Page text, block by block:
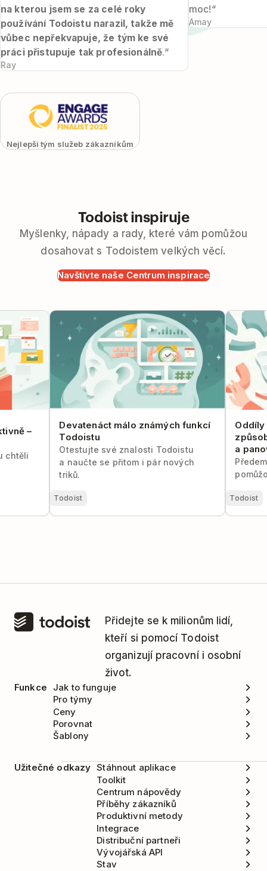
Ray
na kterou jsem se za celé roky
používání Todoistu narazil, takže mě
vůbec nepřekvapuje, že tým ke své
práci přistupuje tak profesionálně.“
Amay
moc!“
Nejlepší tým služeb zákazníkům
Todoist inspiruje
Myšlenky, nápady a rady, které vám pomůžou
dosahovat s Todoistem velkých věcí.
Navštivte naše Centrum inspirace
–
chtěli
Devatenáct málo známých funkcí
Todoistu
Devatenáct málo známých funkcí
Todoistu
Otestujte své znalosti Todoistu
a naučte se přitom i pár nových
triků.
Todoist
Oddíly v
jak
Oddíly
a
Todoist
Přidejte se k milionům lidí,
kteří si pomocí Todoist
organizují pracovní i osobní
život.
Funkce
Jak to funguje
Pro týmy
Ceny
Porovnat
Šablony
Užitečné odkazy Stáhnout aplikace
Toolkit
Centrum nápovědy
Příběhy zákazníků
Produktivní metody
Integrace
Distribuční partneři
Vývojářská API
Stav